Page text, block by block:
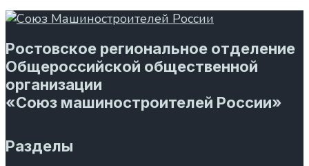
Ростовское региональное отделение
Общероссийской общественной
организации
«Союз машиностроителей России»
Разделы